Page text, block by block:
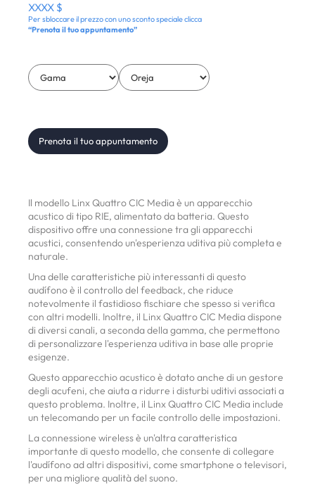
XXXX $
Per sbloccare il prezzo con uno sconto speciale clicca
“Prenota il tuo appuntamento”
Prenota il tuo appuntamento
Il modello Linx Quattro CIC Media è un apparecchio
acustico di tipo RIE, alimentato da batteria. Questo
dispositivo offre una connessione tra gli apparecchi
acustici, consentendo un'esperienza uditiva più completa e
naturale.
Una delle caratteristiche più interessanti di questo
audífono è il controllo del feedback, che riduce
notevolmente il fastidioso fischiare che spesso si verifica
con altri modelli. Inoltre, il Linx Quattro CIC Media dispone
di diversi canali, a seconda della gamma, che permettono
di personalizzare l'esperienza uditiva in base alle proprie
esigenze.
Questo apparecchio acustico è dotato anche di un gestore
degli acufeni, che aiuta a ridurre i disturbi uditivi associati a
questo problema. Inoltre, il Linx Quattro CIC Media include
un telecomando per un facile controllo delle impostazioni.
La connessione wireless è un'altra caratteristica
importante di questo modello, che consente di collegare
l'audífono ad altri dispositivi, come smartphone o televisori,
per una migliore qualità del suono.